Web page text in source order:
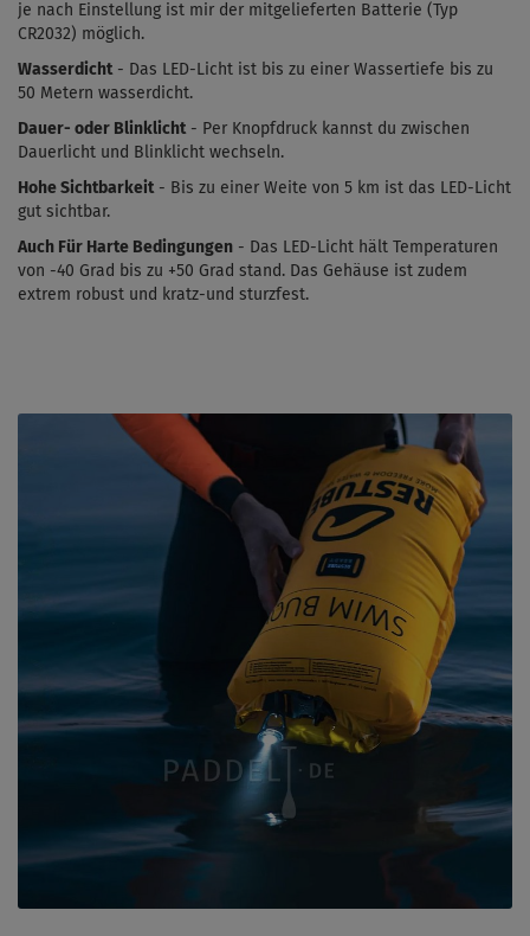
je nach Einstellung ist mir der mitgelieferten Batterie (Typ
CR2032) möglich.
Wasserdicht- Das LED-Licht ist bis zu einer Wassertiefe bis zu
50 Metern wasserdicht.
Dauer- oder Blinklicht- Per Knopfdruck kannst du zwischen
Dauerlicht und Blinklicht wechseln.
Hohe Sichtbarkeit- Bis zu einer Weite von 5 km ist das LED-Licht
gut sichtbar.
Auch Für Harte Bedingungen - Das LED-Licht hält Temperaturen
von -40 Grad bis zu +50 Grad stand. Das Gehäuse ist zudem
extrem robust und kratz-und sturzfest.